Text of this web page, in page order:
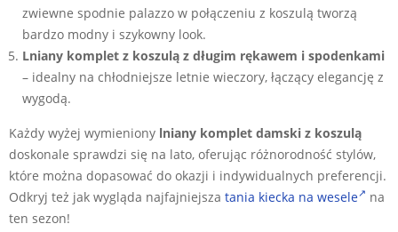
zwiewne spodnie palazzo w połączeniu z koszulą tworzą
bardzo modny i szykowny look.
Lniany komplet z koszulą z długim rękawem i spodenkami
– idealny na chłodniejsze letnie wieczory, łączący elegancję z
wygodą.
Każdy wyżej wymieniony lniany komplet damski z koszulą
doskonale sprawdzi się na lato, oferując różnorodność stylów,
które można dopasować do okazji i indywidualnych preferencji.
Odkryj też jak wygląda najfajniejsza tania kiecka na wesele
na
ten sezon!